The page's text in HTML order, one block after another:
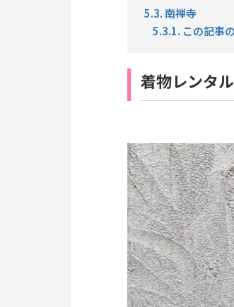
5.3. 南禅寺
5.3.1. この記事
着物レンタ